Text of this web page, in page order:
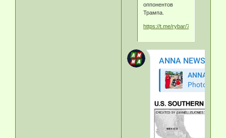
оппонентов
Трампа.
https://t.me/rybar/73633